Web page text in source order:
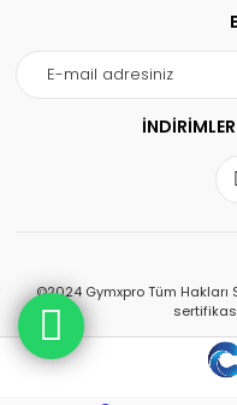
©2024 Gymxpro Tüm Hakları